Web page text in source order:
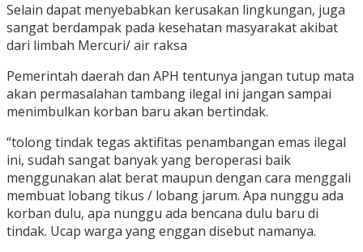
Selain dapat menyebabkan kerusakan lingkungan, juga
sangat berdampak pada kesehatan masyarakat akibat
dari limbah Mercuri/ air raksa
Pemerintah daerah dan APH tentunya jangan tutup mata
akan permasalahan tambang ilegal ini jangan sampai
menimbulkan korban baru akan bertindak.
“tolong tindak tegas aktifitas penambangan emas ilegal
ini, sudah sangat banyak yang beroperasi baik
menggunakan alat berat maupun dengan cara menggali
membuat lobang tikus / lobang jarum. Apa nunggu ada
korban dulu, apa nunggu ada bencana dulu baru di
tindak. Ucap warga yang enggan disebut namanya.